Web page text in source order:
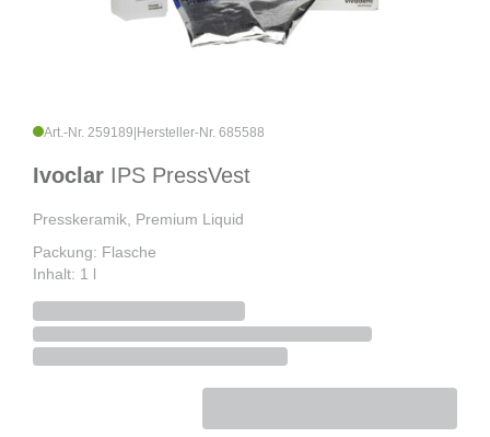
Art.-Nr. 259189 Hersteller-Nr. 685588
Ivoclar IPS PressVest
Presskeramik, Premium Liquid
Packung: Flasche
Inhalt: 1 l